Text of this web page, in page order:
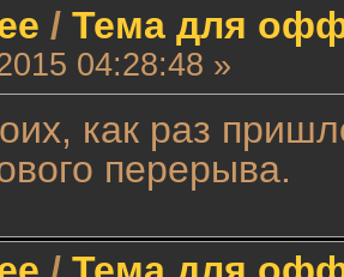
/ Тема для
04:28:48 »
как раз
перерыва.